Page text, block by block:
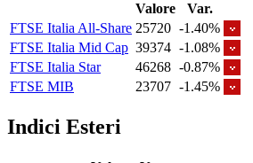
Valore
Var.
FTSE Italia All-Share 25720 -1.40%
FTSE Italia Mid Cap 39374 -1.08%
FTSE Italia Star
46268 -0.87%
FTSE MIB
23707 -1.45%
Indici Esteri